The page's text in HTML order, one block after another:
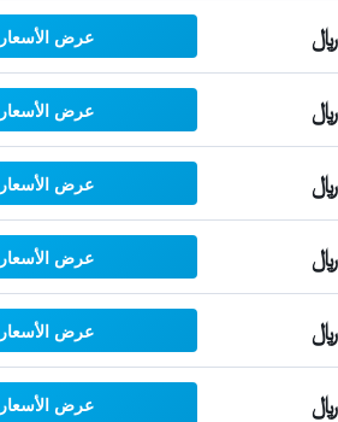
عرض الأسعار
عرض الأسعار
عرض الأسعار
عرض الأسعار
عرض الأسعار
عرض الأسعار